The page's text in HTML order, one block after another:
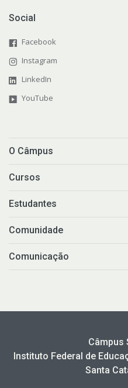
Social
Facebook
Instagram
LinkedIn
YouTube
O Câmpus
Cursos
Estudantes
Comunidade
Comunicação
Câmpus
Instituto Federal de
Santa